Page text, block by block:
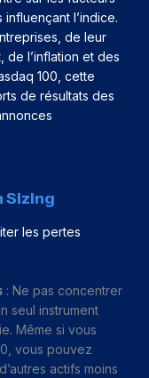
l’indice.
de leur
de l’inflation et des
100, cette
de résultats des
Sizing
les pertes
: Ne pas concentrer
seul instrument
Même si vous
vous pouvez
actifs moins